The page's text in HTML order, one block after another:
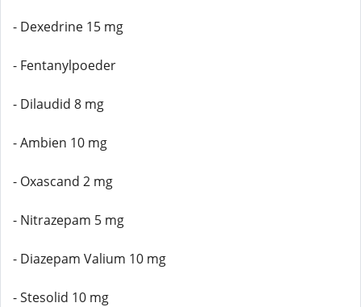
- Dexedrine 15 mg
- Fentanylpoeder
- Dilaudid 8 mg
- Ambien 10 mg
- Oxascand 2 mg
- Nitrazepam 5 mg
- Diazepam Valium 10 mg
- Stesolid 10 mg